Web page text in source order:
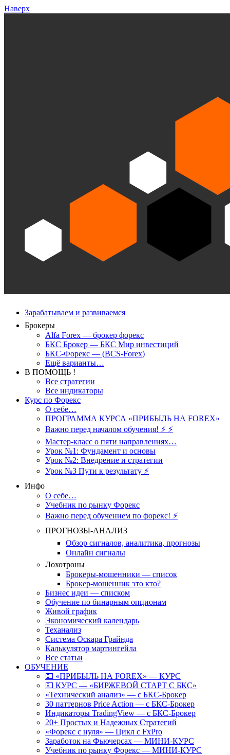
Наверх
Зарабатываем и развиваемся
Брокеры
Alfa Forex — брокер форекс
БКС Брокер — БКС Мир инвестиций
БКС-Форекс — (BCS-Forex)
Ещё варианты…
В ПОМОЩЬ !
Все стратегии
Все индикаторы
Курс по Форекс
О себе…
ПРОГРАММА КУРСА «ПРИБЫЛЬ НА FOREX»
Важно перед началом обучения! ⚡ ⚡
Мастер-класс о пяти направлениях…
Урок №1: Фундамент и основы
Урок №2: Внедрение и стратегии
Урок №3 Пути к результату ⚡️
Инфо
О себе…
Учебник по рынку Форекс
Важно перед обучением по форекс! ⚡
ПРОГНОЗЫ-АНАЛИЗ
Обзор сигналов, аналитика, прогнозы
Онлайн сигналы
Лохотроны
Брокеры-мошенники — список
Брокер-мошенник это кто?
Бизнес идеи — списком
Обучение по бинарным опционам
Живой график
Экономический календарь
Теханализ
Система Оскара Грайнда
Калькулятор мартингейла
Все статьи
ОБУЧЕНИЕ
💵 «ПРИБЫЛЬ НА FOREX» — КУРС
💵 КУРС — «БИРЖЕВОЙ СТАРТ С БКС»
«Технический анализ» — с БКС-Брокер
30 паттернов Price Action — с БКС-Брокер
Индикаторы TradingView — с БКС-Брокер
20+ Простых и Надежных Стратегий
«Форекс с нуля» — Цикл с FxPro
Заработок на Фьючерсах — МИНИ-КУРС
Учебник по рынку Форекс — МИНИ-КУРС